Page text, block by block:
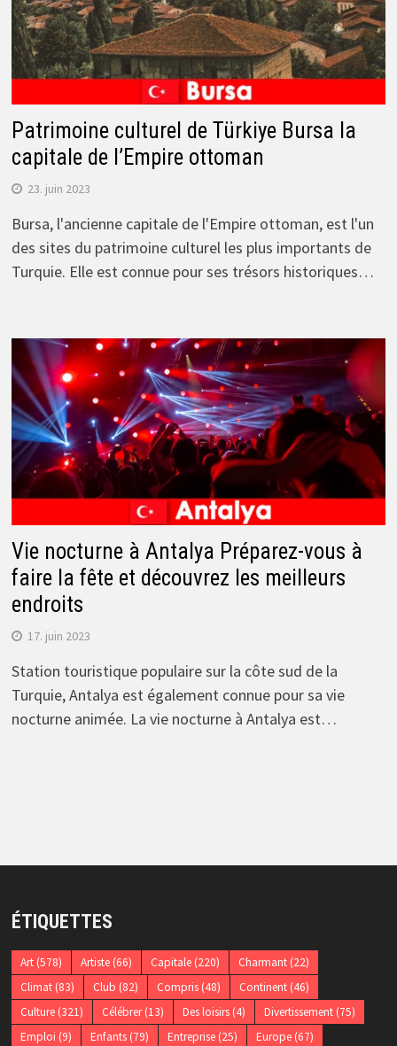
Patrimoine culturel de Türkiye Bursa la
capitale de l’Empire ottoman
23. juin 2023
Bursa, l'ancienne capitale de l'Empire ottoman, est l'un
des sites du patrimoine culturel les plus importants de
Turquie. Elle est connue pour ses trésors historiques…
Vie nocturne à Antalya Préparez-vous à
faire la fête et découvrez les meilleurs
endroits
17. juin 2023
Station touristique populaire sur la côte sud de la
Turquie, Antalya est également connue pour sa vie
nocturne animée. La vie nocturne à Antalya est…
ÉTIQUETTES
Art(578) Artiste(66) Capitale(220) Charmant(22)
Climat(83) Club (82) Compris(48) Continent(46)
Culture(321) Célébrer(13) Des loisirs(4) Divertissement(75)
Emploi (9) Enfants(79) Entreprise(25) Europe(67)